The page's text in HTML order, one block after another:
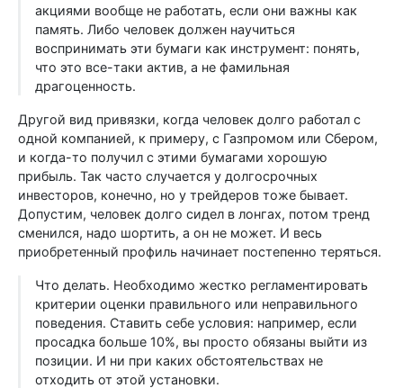
акциями вообще не работать, если они важны как
память. Либо человек должен научиться
воспринимать эти бумаги как инструмент: понять,
что это все-таки актив, а не фамильная
драгоценность.
Другой вид привязки, когда человек долго работал с
одной компанией, к примеру, с Газпромом или Сбером,
и когда-то получил с этими бумагами хорошую
прибыль. Так часто случается у долгосрочных
инвесторов, конечно, но у трейдеров тоже бывает.
Допустим, человек долго сидел в лонгах, потом тренд
сменился, надо шортить, а он не может. И весь
приобретенный профиль начинает постепенно теряться.
Что делать. Необходимо жестко регламентировать
критерии оценки правильного или неправильного
поведения. Ставить себе условия: например, если
просадка больше 10%, вы просто обязаны выйти из
позиции. И ни при каких обстоятельствах не
отходить от этой установки.